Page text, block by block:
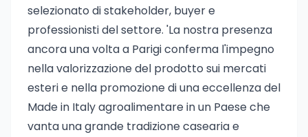
selezionato di stakeholder, buyer e
professionisti del settore. 'La nostra presenza
ancora una volta a Parigi conferma l'impegno
nella valorizzazione del prodotto sui mercati
esteri e nella promozione di una eccellenza del
Made in Italy agroalimentare in un Paese che
vanta una grande tradizione casearia e